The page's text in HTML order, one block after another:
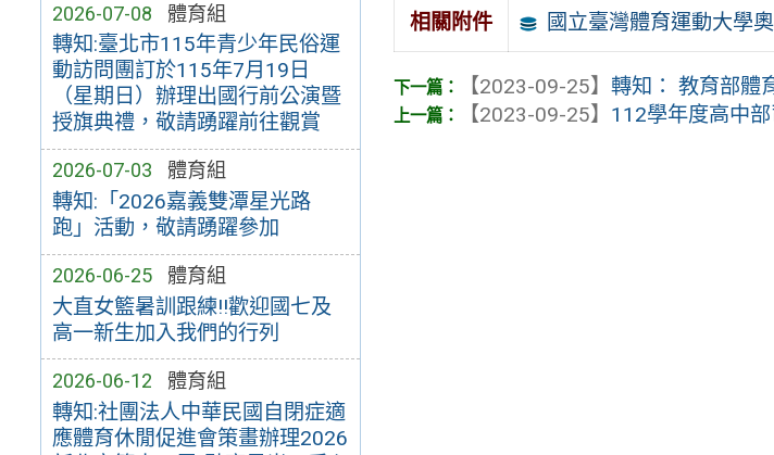
2026-07-08 體育組
轉知:臺北市115年青少年民俗運
動訪問團訂於115年7月19日
（星期日）辦理出國行前公演暨
授旗典禮，敬請踴躍前往觀賞
2026-07-03 體育組
轉知:「2026嘉義雙潭星光路
跑」活動，敬請踴躍參加
2026-06-25 體育組
大直女籃暑訓跟練!!歡迎國七及
高一新生加入我們的行列
2026-06-12 體育組
轉知:社團法人中華民國自閉症適
應體育休閒促進會策畫辦理2026
相關附件 國立臺灣體育運動大學
【2023-09-25】轉知： 教育部體
【2023-09-25】 112學年度高中